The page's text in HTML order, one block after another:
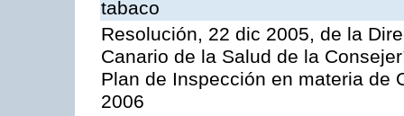
tabaco
Resolución, 22 dic 2005, de la
Canario de la Salud de la
Plan de Inspección en materia de
2006